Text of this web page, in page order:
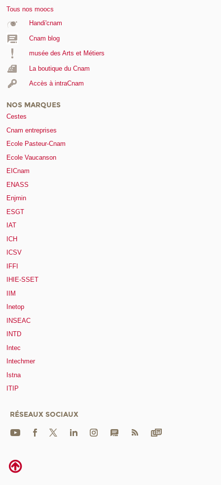
Tous nos moocs
Handi'cnam
Cnam blog
musée des Arts et Métiers
La boutique du Cnam
Accès à intraCnam
NOS MARQUES
Cestes
Cnam entreprises
Ecole Pasteur-Cnam
Ecole Vaucanson
EICnam
ENASS
Enjmin
ESGT
IAT
ICH
ICSV
IFFI
IHIE-SSET
IIM
Inetop
INSEAC
INTD
Intec
Intechmer
Istna
ITIP
RÉSEAUX SOCIAUX